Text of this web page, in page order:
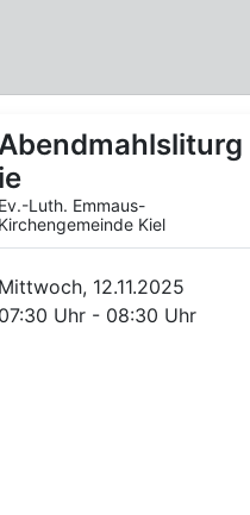
ie
Ev.-Luth. Emmaus-
Kirchengemeinde Kiel
Mittwoch, 12.11.2025
07:30 Uhr - 08:30 Uhr